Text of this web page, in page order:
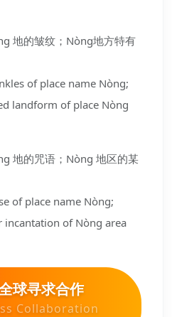
地的皱纹；Nòng地方特有
of place name Nòng;
landform of place Nòng
地的咒语；Nòng 地区的某
of place name Nòng;
incantation of Nòng area
球寻求合作
Collaboration